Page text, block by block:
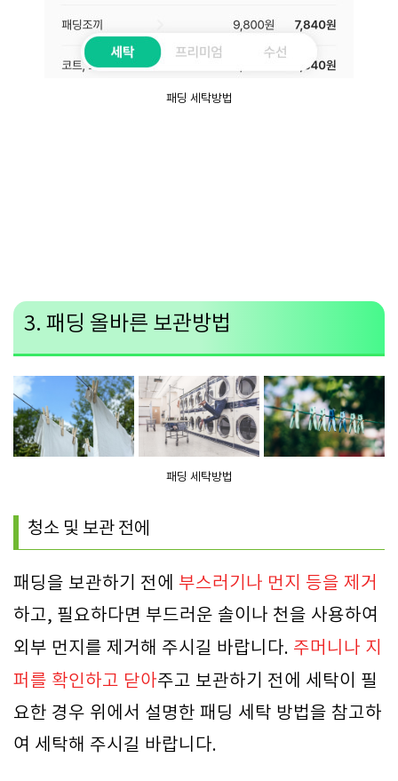
패딩 세탁방법
3. 패딩 올바른 보관방법
패딩 세탁방법
청소 및 보관 전에
패딩을 보관하기 전에 부스러기나 먼지 등을 제거
하고, 필요하다면 부드러운 솔이나 천을 사용하여
외부 먼지를 제거해 주시길 바랍니다. 주머니나 지
퍼를 확인하고 닫아주고 보관하기 전에 세탁이 필
요한 경우 위에서 설명한 패딩 세탁 방법을 참고하
여 세탁해 주시길 바랍니다.